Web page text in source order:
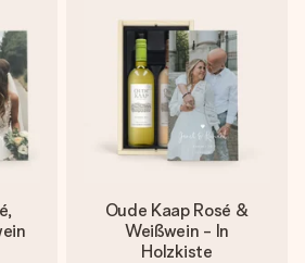
Oude Kaap Rosé &
Weißwein - In
Holzkiste